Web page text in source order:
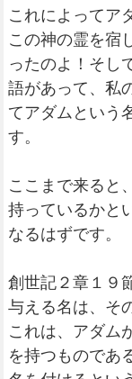
これによってア
この神の霊を宿
ったのよ！そし
語があって、私
てアダムという
す。
ここまで来ると
持っているかと
なるはずです。
創世記２章１９
与える名は、そ
これは、アダム
を持つものであ